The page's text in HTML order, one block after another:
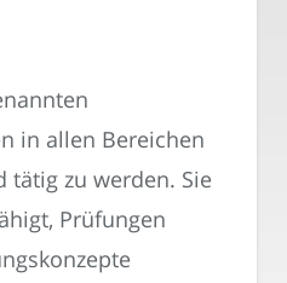
in allen Bereichen
tätig zu werden. Sie
Prüfungen